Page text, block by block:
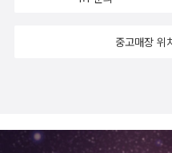
연결되는 뒤속지 그림은 서로
@비교적 몸집이 작다. @고양이 보다는 '개'와 더 닮았다 @썩은 고
나가 등장하는 동화는 처음으로
중고매장 위